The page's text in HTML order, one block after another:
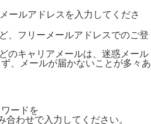
メールアドレスを入力してくださ
、フリーメールアドレスでのご登
のキャリアメールは、迷惑メール
、メールが届かないことが多々あ
ードを
わせで入力してください。